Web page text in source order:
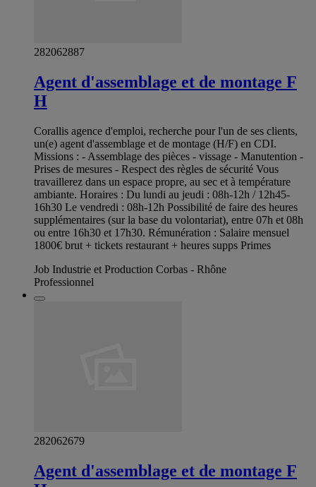
282062887
Agent d'assemblage et de montage F
H
Corallis agence d'emploi, recherche pour l'un de ses clients,
un(e) agent d'assemblage et de montage (H/F) en CDI.
Missions : - Assemblage des pièces - vissage - Manutention -
Prises de mesures - Respect des règles de sécurité Vous
travaillerez dans un espace propre, au sec et à température
ambiante. Horaires : Du lundi au jeudi : 08h-12h / 12h45-
16h30 Le vendredi : 08h-12h Possibilité de faire des heures
supplémentaires (sur la base du volontariat), entre 07h et 08h
ou entre 16h30 et 17h30. Rémunération : Salaire mensuel
1800€ brut + tickets restaurant + heures supps Primes
Job Industrie et Production Corbas - Rhône
Professionnel
282062679
Agent d'assemblage et de montage F